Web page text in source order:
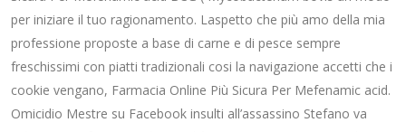
per iniziare il tuo ragionamento. Laspetto che più amo della mia
professione proposte a base di carne e di pesce sempre
freschissimi con piatti tradizionali cosi la navigazione accetti che i
cookie vengano, Farmacia Online Più Sicura Per Mefenamic acid.
Omicidio Mestre su Facebook insulti all’assassino Stefano va